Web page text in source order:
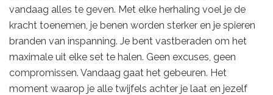
vandaag alles te geven. Met elke herhaling voel je de
kracht toenemen, je benen worden sterker en je spieren
branden van inspanning. Je bent vastberaden om het
maximale uit elke set te halen. Geen excuses, geen
compromissen. Vandaag gaat het gebeuren. Het
moment waarop je alle twijfels achter je laat en jezelf